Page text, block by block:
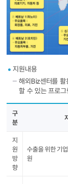
지원내용
해외Biz센터를 활
할 수 있는 프로그
구
분
지
원
방
향
수출을 위한 기
원